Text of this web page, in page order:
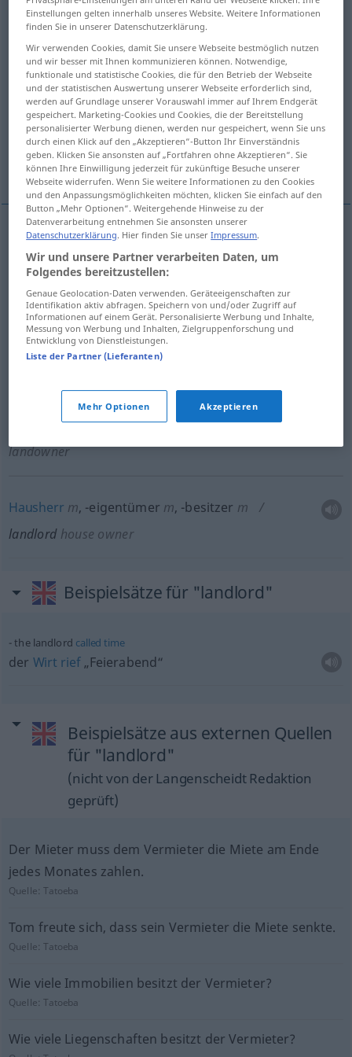
Übersicht aller Übersetzungen
(Für mehr Details die Übersetzung anklicken/antippen)
Vermieter, Hauswirt
Gast-, PensionsWirt Grundeigentümer
Hausherr
Vermieterm renting out own house
Hauswirtm landlord renting out own house
(Gast-, Pensions)Wirtm
Grundeigentümerm,-besitzerm
landlord
landowner
Hausherr m, -eigentümer m, -besitzer m
landlord house owner
Beispielsätze für "landlord"
the landlord called time
der Wirt rief„Feierabend“
Beispielsätze aus externen Quellen
für "landlord"
(nicht von der Langenscheidt Redaktion
geprüft)
Der Mieter muss dem Vermieter die Miete am Ende
jedes Monates zahlen.
Quelle:Tatoeba
Tom freute sich, dass sein Vermieter die Miete senkte.
Quelle:Tatoeba
Wie viele Immobilien besitzt der Vermieter?
Quelle:Tatoeba
Wie viele Liegenschaften besitzt der Vermieter?
Einstellungen gelten innerhalb unseres Website. Weitere Informationen
finden Sie in unserer Datenschutzerklärung.
Wir verwenden Cookies, damit Sie unsere Webseite bestmöglich nutzen
und wir besser mit Ihnen kommunizieren können. Notwendige,
funktionale und statistische Cookies, die für den Betrieb der Webseite
und der statistischen Auswertung unserer Webseite erforderlich sind,
werden auf Grundlage unserer Vorauswahl immer auf Ihrem Endgerät
gespeichert. Marketing-Cookies und Cookies, die der Bereitstellung
personalisierter Werbung dienen, werden nur gespeichert, wenn Sie uns
durch einen Klick auf den „Akzeptieren“-Button Ihr Einverständnis
geben. Klicken Sie ansonsten auf „Fortfahren ohne Akzeptieren“. Sie
können Ihre Einwilligung jederzeit für zukünftige Besuche unserer
Webseite widerrufen. Wenn Sie weitere Informationen zu den Cookies
und den Anpassungsmöglichkeiten möchten, klicken Sie einfach auf den
Button „Mehr Optionen“. Weitergehende Hinweise zu der
Datenverarbeitung entnehmen Sie ansonsten unserer
Datenschutzerklärung. Hier finden Sie unserImpressum.
Wir und unsere Partner verarbeiten Daten, um
Folgendes bereitzustellen:
Genaue Geolocation-Daten verwenden. Geräteeigenschaften zur
Identifikation aktiv abfragen. Speichern von und/oder Zugriff auf
Informationen auf einem Gerät. Personalisierte Werbung und Inhalte,
Messung von Werbung und Inhalten, Zielgruppenforschung und
Entwicklung von Dienstleistungen.
Liste der Partner (Lieferanten)
Mehr Optionen Akzeptieren